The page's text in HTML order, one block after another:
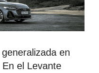
en
el Levante